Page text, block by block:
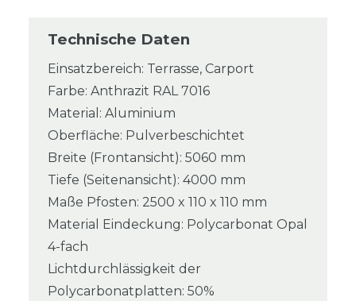
Technische Daten
Einsatzbereich: Terrasse, Carport
Farbe: Anthrazit RAL 7016
Material: Aluminium
Oberfläche: Pulverbeschichtet
Breite (Frontansicht): 5060 mm
Tiefe (Seitenansicht): 4000 mm
Maße Pfosten: 2500 x 110 x 110 mm
Material Eindeckung: Polycarbonat Opal
4-fach
Lichtdurchlässigkeit der
Polycarbonatplatten: 50%